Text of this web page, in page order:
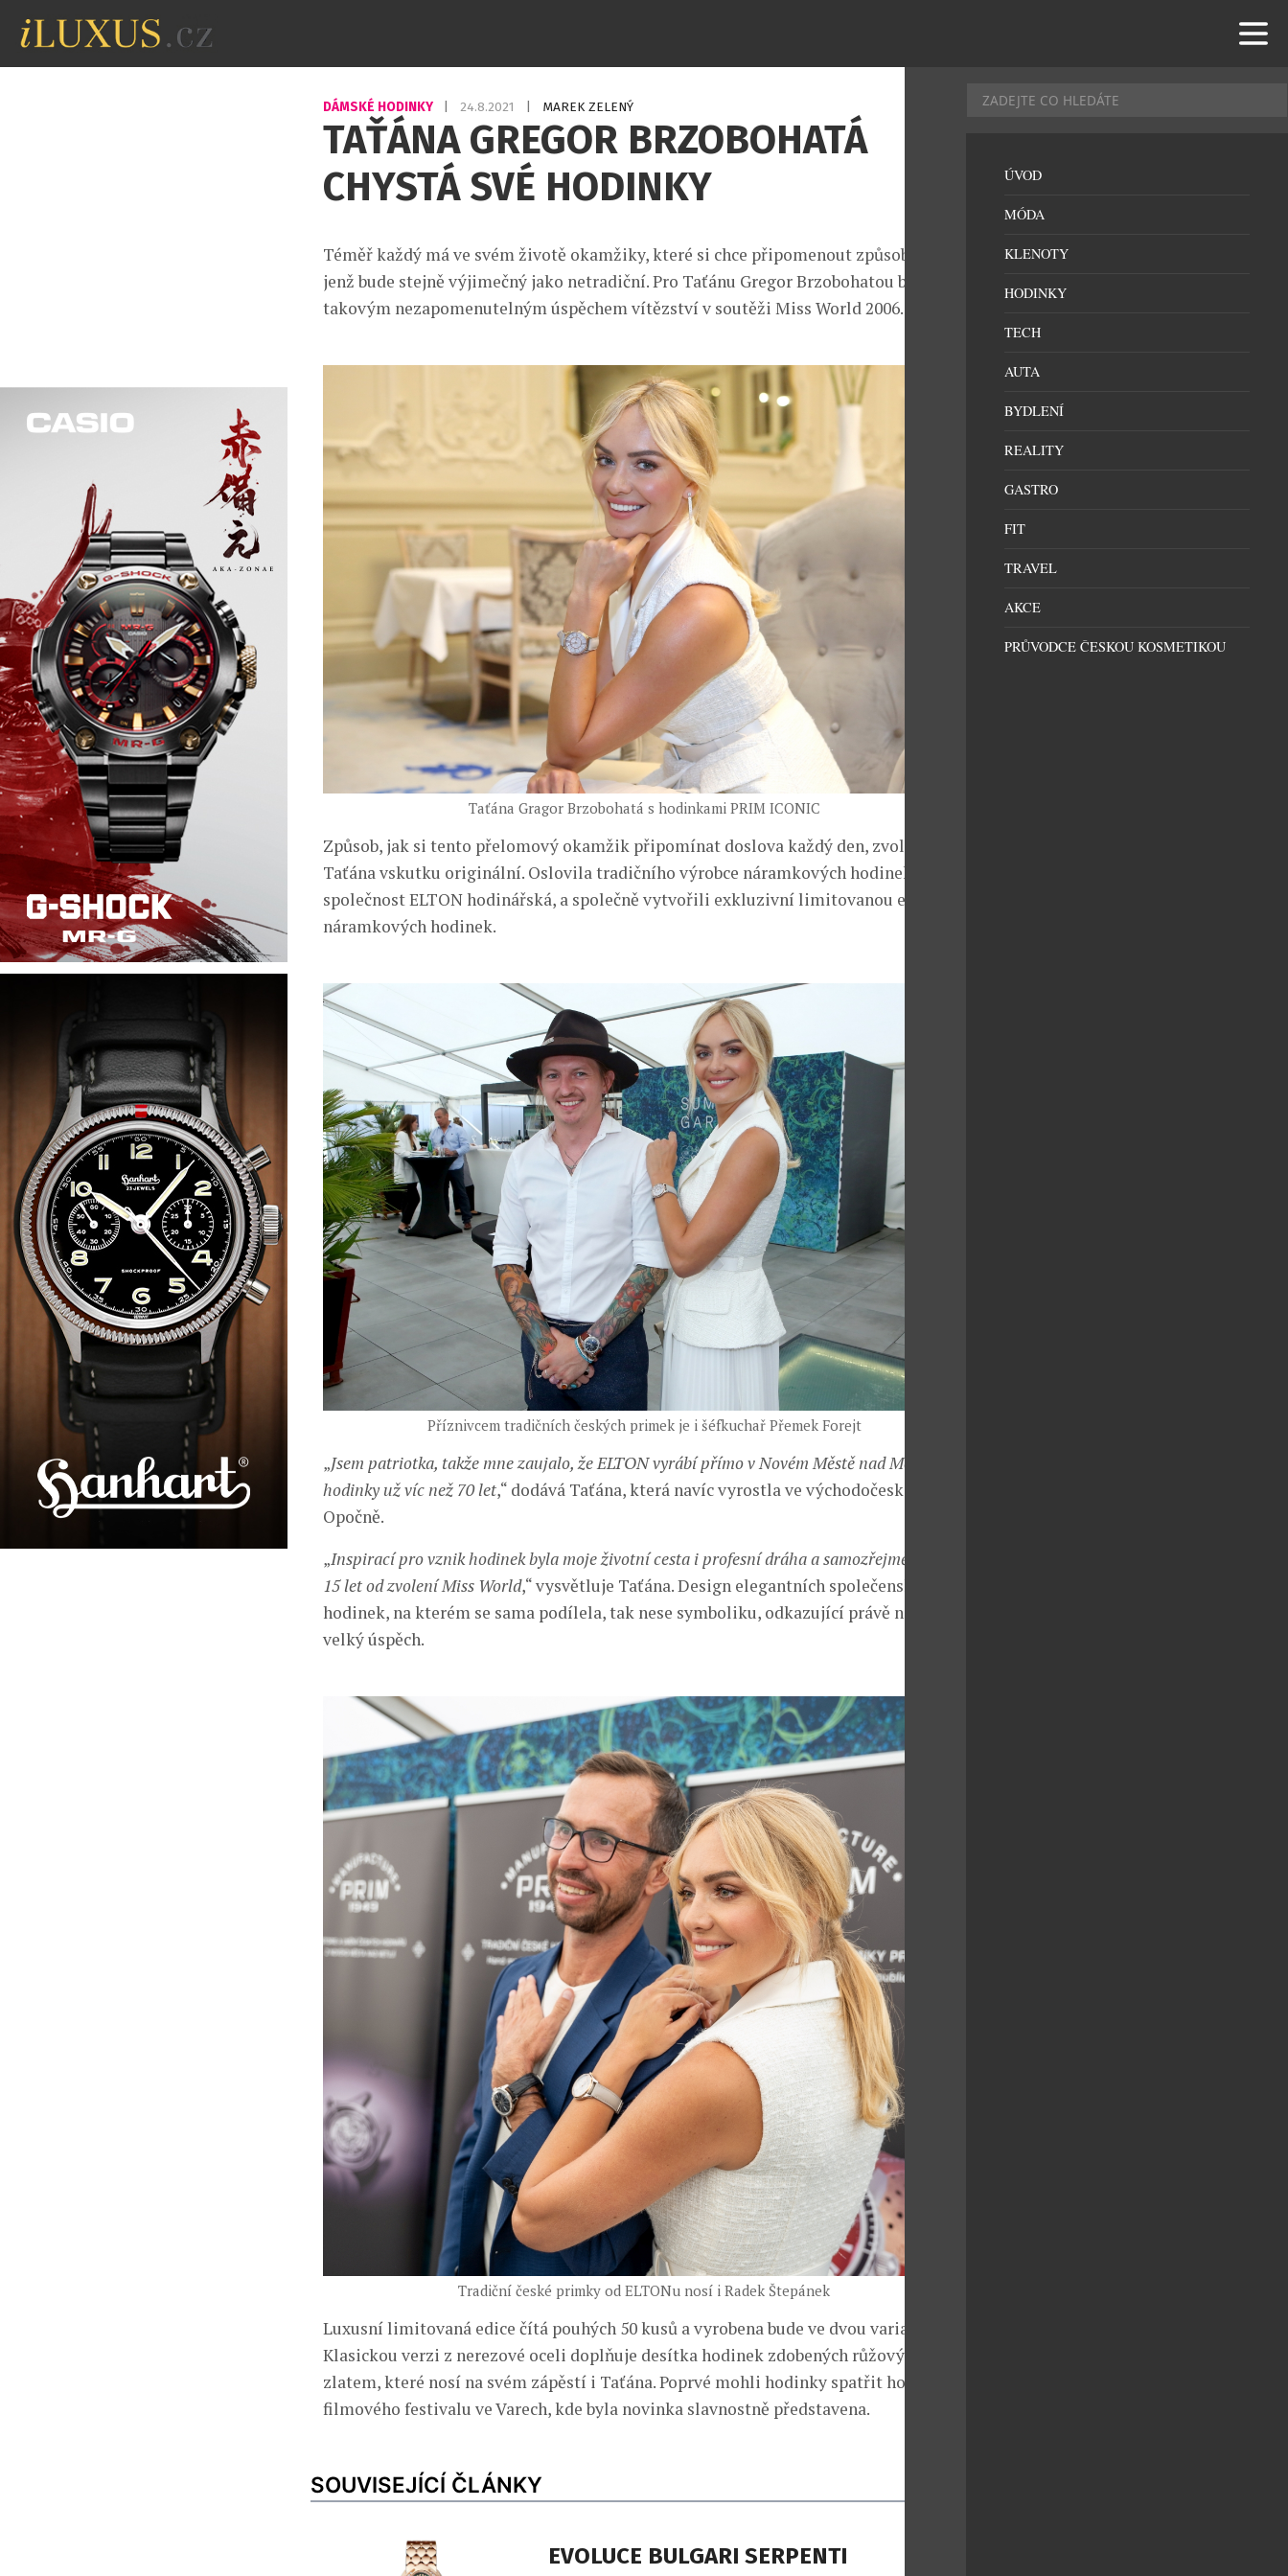
DÁMSKÉ HODINKY 24.8.2021 MAREK ZELENÝ
TAŤÁNA GREGOR BRZOBOHATÁ
CHYSTÁ SVÉ HODINKY
Téměř každý má ve svém životě okamžiky, které si chce připomenout způsobem,
jenž bude stejně výjimečný jako netradiční. Pro Taťánu Gregor Brzobohatou bylo
takovým nezapomenutelným úspěchem vítězství v soutěži Miss World 2006.
Taťána Gragor Brzobohatá s hodinkami PRIM ICONIC
Způsob, jak si tento přelomový okamžik připomínat doslova každý den, zvolila
Taťána vskutku originální. Oslovila tradičního výrobce náramkových hodinek PRIM,
společnost ELTON hodinářská, a společně vytvořili exkluzivní limitovanou edici
náramkových hodinek.
Příznivcem tradičních českých primek je i šéfkuchař Přemek Forejt
„Jsem patriotka, takže mne zaujalo, že ELTON vyrábí přímo v Novém Městě nad Metují
hodinky už víc než 70 let,“ dodává Taťána, která navíc vyrostla ve východočeském
Opočně.
„Inspirací pro vznik hodinek byla moje životní cesta i profesní dráha a samozřejmě výročí
15 let od zvolení Miss World,“ vysvětluje Taťána. Design elegantních společenských
hodinek, na kterém se sama podílela, tak nese symboliku, odkazující právě na tento
velký úspěch.
Tradiční české primky od ELTONu nosí i Radek Štepánek
Luxusní limitovaná edice čítá pouhých 50 kusů a vyrobena bude ve dvou variantách.
Klasickou verzi z nerezové oceli doplňuje desítka hodinek zdobených růžovým
zlatem, které nosí na svém zápěstí i Taťána. Poprvé mohli hodinky spatřit hosté
filmového festivalu ve Varech, kde byla novinka slavnostně představena.
SOUVISEJÍCÍ ČLÁNKY
EVOLUCE BULGARI SERPENTI
ÚVOD
MÓDA
KLENOTY
HODINKY
TECH
AUTA
BYDLENÍ
REALITY
GASTRO
FIT
TRAVEL
AKCE
PRŮVODCE ČESKOU KOSMETIKOU